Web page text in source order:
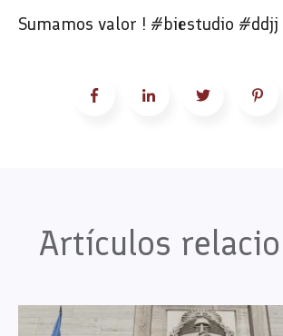
Sumamos valor ! #biestudio #ddjj
Artículos